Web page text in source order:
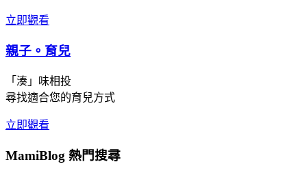
立即觀看
親子。育兒
「湊」味相投
尋找適合您的育兒方式
立即觀看
MamiBlog 熱門搜尋